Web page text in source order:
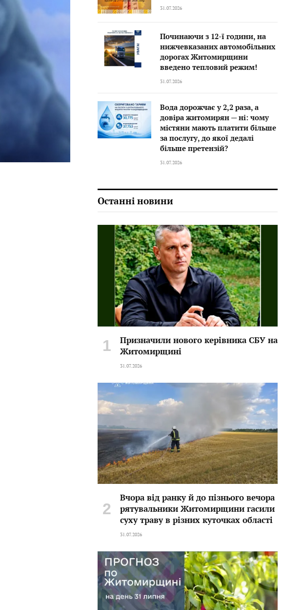
31.07.2026
Починаючи з 12-ї години, на
нижчевказаних автомобільних
дорогах Житомирщини
введено тепловий режим!
31.07.2026
Вода дорожчає у 2,2 раза, а
довіра житомирян — ні: чому
містяни мають платити більше
за послугу, до якої дедалі
більше претензій?
31.07.2026
Останні новини
Призначили нового керівника СБУ на
Житомирщині
31.07.2026
Вчора від ранку й до пізнього вечора
рятувальники Житомирщини гасили
суху траву в різних куточках області
31.07.2026